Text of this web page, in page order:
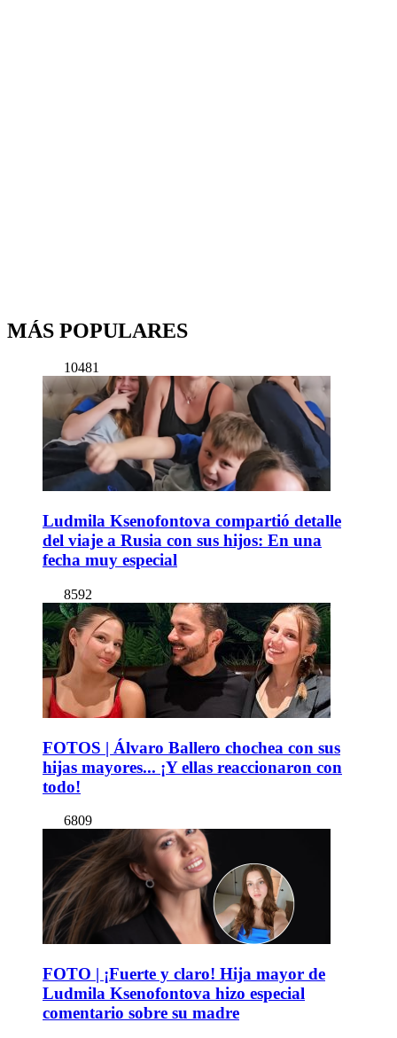
MÁS POPULARES
10481
Ludmila Ksenofontova compartió detalle
del viaje a Rusia con sus hijos: En una
fecha muy especial
8592
FOTOS | Álvaro Ballero chochea con sus
hijas mayores... ¡Y ellas reaccionaron con
todo!
6809
FOTO | ¡Fuerte y claro! Hija mayor de
Ludmila Ksenofontova hizo especial
comentario sobre su madre